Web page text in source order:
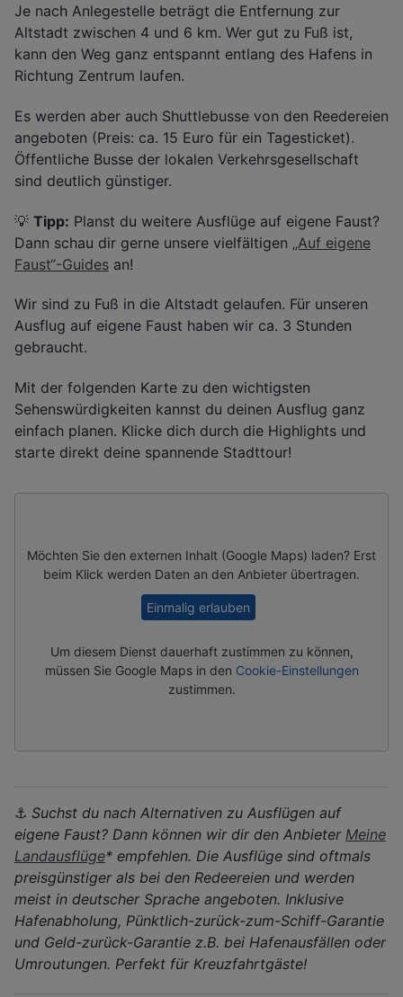
Je nach Anlegestelle beträgt die Entfernung zur
Altstadt zwischen 4 und 6 km. Wer gut zu Fuß ist,
kann den Weg ganz entspannt entlang des Hafens in
Richtung Zentrum laufen.
Es werden aber auch Shuttlebusse von den Reedereien
angeboten (Preis: ca. 15 Euro für ein Tagesticket).
Öffentliche Busse der lokalen Verkehrsgesellschaft
sind deutlich günstiger.
💡 Tipp: Planst du weitere Ausflüge auf eigene Faust?
Dann schau dir gerne unsere vielfältigen „Auf eigene
Faust“-Guides an!
Wir sind zu Fuß in die Altstadt gelaufen. Für unseren
Ausflug auf eigene Faust haben wir ca. 3 Stunden
gebraucht.
Mit der folgenden Karte zu den wichtigsten
Sehenswürdigkeiten kannst du deinen Ausflug ganz
einfach planen. Klicke dich durch die Highlights und
starte direkt deine spannende Stadttour!
Möchten Sie den externen Inhalt (Google Maps) laden? Erst
beim Klick werden Daten an den Anbieter übertragen.
Einmalig erlauben
Um diesem Dienst dauerhaft zustimmen zu können,
müssen Sie Google Mapsin den Cookie-Einstellungen
zustimmen.
⚓️ Suchst du nach Alternativen zu Ausflügen auf
eigene Faust? Dann können wir dir den Anbieter Meine
Landausflüge* empfehlen. Die Ausflüge sind oftmals
preisgünstiger als bei den Redeereien und werden
meist in deutscher Sprache angeboten. Inklusive
Hafenabholung, Pünktlich-zurück-zum-Schiff-Garantie
und Geld-zurück-Garantie z.B. bei Hafenausfällen oder
Umroutungen. Perfekt für Kreuzfahrtgäste!